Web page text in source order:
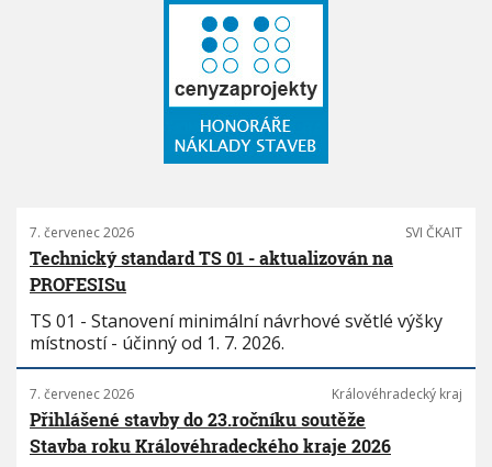
7. červenec 2026 SVI ČKAIT
Technický standard TS 01 - aktualizován na
PROFESISu
TS 01 - Stanovení minimální návrhové světlé výšky
místností - účinný od 1. 7. 2026.
7. červenec 2026 Královéhradecký kraj
Přihlášené stavby do 23.ročníku soutěže
Stavba roku Královéhradeckého kraje 2026